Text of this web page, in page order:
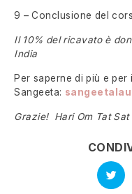
9 – Conclusione del
Il 10% del ricavato è
India
Per saperne di più e
Sangeeta:
Grazie! Hari Om Tat Sat
Fai
clic
qui
per